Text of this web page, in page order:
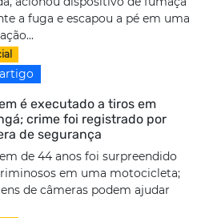
a fuga e escapou a pé em uma
é executado a tiros em
crime foi registrado por
de segurança
de 44 anos foi surpreendido
em uma motocicleta;
de câmeras podem ajudar